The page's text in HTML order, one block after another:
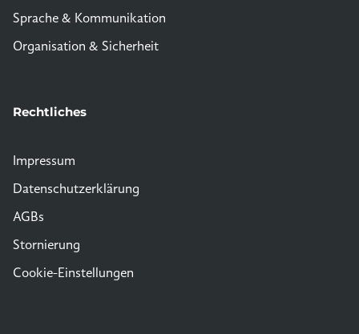
Sprache & Kommunikation
Organisation & Sicherheit
Rechtliches
Impressum
Datenschutzerklärung
AGBs
Stornierung
Cookie-Einstellungen